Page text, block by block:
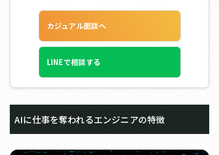
カジュアル面談へ
LINEで相談する
AIに仕事を奪われるエンジニアの特徴